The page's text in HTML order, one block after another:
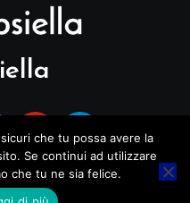
che tu possa avere la
Se continui ad utilizzare
che tu ne sia felice.